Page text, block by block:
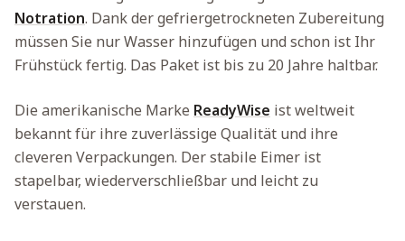
Notration. Dank der gefriergetrockneten Zubereitung
müssen Sie nur Wasser hinzufügen und schon ist Ihr
Frühstück fertig. Das Paket ist bis zu 20 Jahre haltbar.
Die amerikanische Marke ReadyWise ist weltweit
bekannt für ihre zuverlässige Qualität und ihre
cleveren Verpackungen. Der stabile Eimer ist
stapelbar, wiederverschließbar und leicht zu
verstauen.